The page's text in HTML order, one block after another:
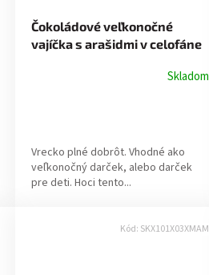
Čokoládové veľkonočné
vajíčka s arašidmi v celofáne
Skladom
Vrecko plné dobrôt. Vhodné ako
veľkonočný darček, alebo darček
pre deti. Hoci tento...
Kód: SKX101X03XMAM